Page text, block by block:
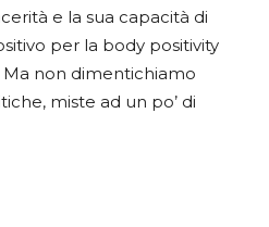
e la sua capacità di
per la body positivity
Ma non dimentichiamo
miste ad un po’ di